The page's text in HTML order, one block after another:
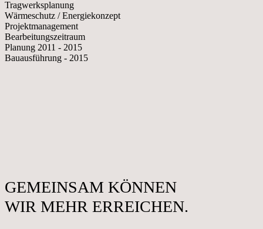
Tragwerksplanung
Wärmeschutz / Energiekonzept
Projektmanagement
Bearbeitungszeitraum
Planung 2011 - 2015
Bauausführung - 2015
GEMEINSAM KÖNNEN
WIR MEHR ERREICHEN.